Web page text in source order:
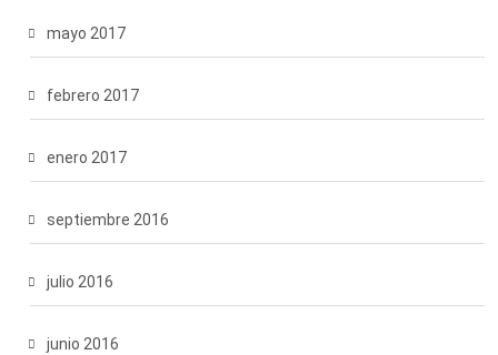
mayo 2017
febrero 2017
enero 2017
septiembre 2016
julio 2016
junio 2016